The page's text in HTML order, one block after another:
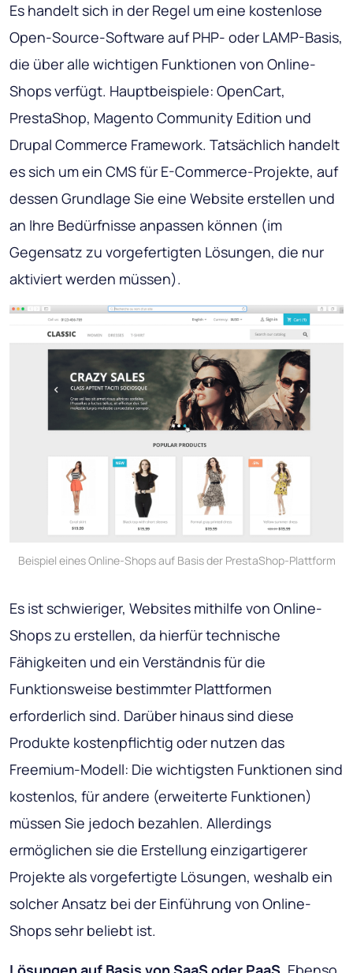
Es handelt sich in der Regel um eine kostenlose
Open-Source-Software auf PHP- oder LAMP-Basis,
die über alle wichtigen Funktionen von Online-
Shops verfügt. Hauptbeispiele: OpenCart,
PrestaShop, Magento Community Edition und
Drupal Commerce Framework. Tatsächlich handelt
es sich um ein CMS für E-Commerce-Projekte, auf
dessen Grundlage Sie eine Website erstellen und
an Ihre Bedürfnisse anpassen können (im
Gegensatz zu vorgefertigten Lösungen, die nur
aktiviert werden müssen).
Beispiel eines Online-Shops auf Basis der PrestaShop-Plattform
Es ist schwieriger, Websites mithilfe von Online-
Shops zu erstellen, da hierfür technische
Fähigkeiten und ein Verständnis für die
Funktionsweise bestimmter Plattformen
erforderlich sind. Darüber hinaus sind diese
Produkte kostenpflichtig oder nutzen das
Freemium-Modell: Die wichtigsten Funktionen sind
kostenlos, für andere (erweiterte Funktionen)
müssen Sie jedoch bezahlen. Allerdings
ermöglichen sie die Erstellung einzigartigerer
Projekte als vorgefertigte Lösungen, weshalb ein
solcher Ansatz bei der Einführung von Online-
Shops sehr beliebt ist.